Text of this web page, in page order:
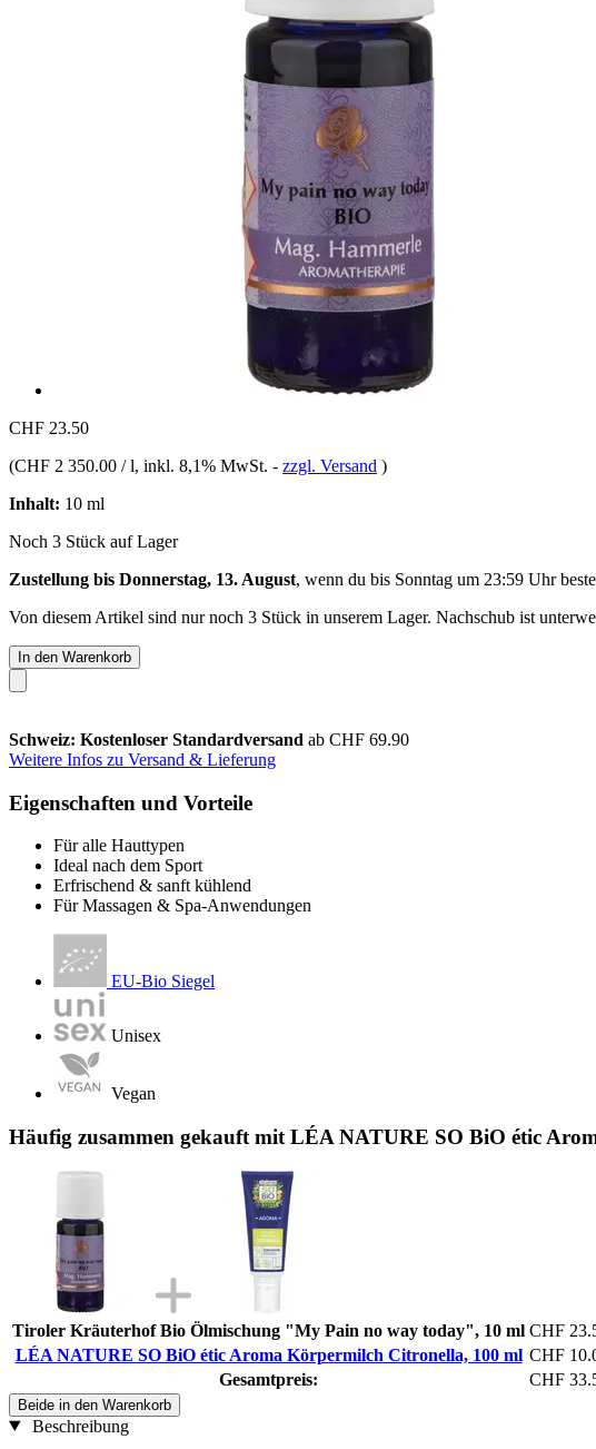
CHF 23.50
(CHF 2 350.00 / l, inkl. 8,1% MwSt. - zzgl. Versand )
Inhalt: 10 ml
Noch 3 Stück auf Lager
Zustellung bis Donnerstag, 13. August, wenn du bis Sonntag um 23:59 Uhr
Von diesem Artikel sind nur noch 3 Stück in unserem Lager. Nachschub ist
In den Warenkorb
Schweiz: Kostenloser Standardversand ab CHF 69.90
Weitere Infos zu Versand & Lieferung
Eigenschaften und Vorteile
Für alle Hauttypen
Ideal nach dem Sport
Erfrischend & sanft kühlend
Für Massagen & Spa-Anwendungen
EU-Bio Siegel
Unisex
Vegan
Häufig zusammen gekauft mit LÉA NATURE SO BiO étic
Tiroler Kräuterhof Bio Ölmischung "My Pain no way today", 10 ml CHF
LÉA NATURE SO BiO étic Aroma Körpermilch Citronella, 100 ml CHF
Gesamtpreis:
CHF
Beide in den Warenkorb
Beschreibung